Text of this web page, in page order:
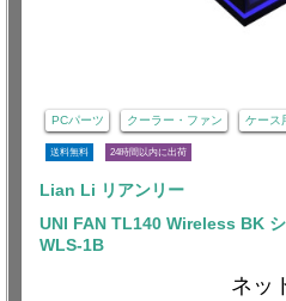
PCパーツ クーラー・ファン ケース
送料無料 24時間以内に出荷
Lian Li リアンリー
UNI FAN TL140 Wireless BK
WLS-1B
ネッ